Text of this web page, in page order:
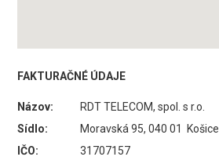
FAKTURAČNÉ ÚDAJE
Názov:
RDT TELECOM, spol. s r.o.
Sídlo:
Moravská 95, 040 01 Košice
IČO:
31707157